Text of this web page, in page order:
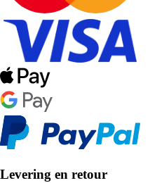
Levering en retour